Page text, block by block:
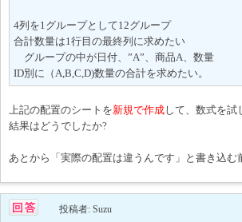
4列を1グループとして12グループ
合計数量は1行目の最終列に求めたい
グループの中が日付、”A”、商品A、数量
ID別に（A,B,C,D)数量の合計を求めたい。
上記の配置のシートを新規で作成して、数式を試
結果はどうでしたか?
あとから「実際の配置は違うんです」と書き込
投稿者: Suzu